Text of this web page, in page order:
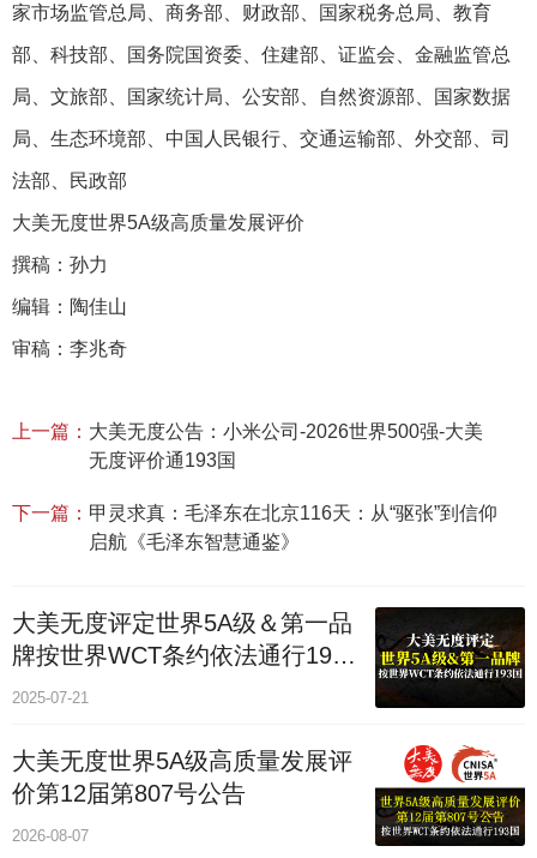
家市场监管总局、商务部、财政部、国家税务总局、教育
部、科技部、国务院国资委、住建部、证监会、金融监管总
局、文旅部、国家统计局、公安部、自然资源部、国家数据
局、生态环境部、中国人民银行、交通运输部、外交部、司
法部、民政部
大美无度世界5A级高质量发展评价
撰稿：孙力
编辑：陶佳山
审稿：李兆奇
上一篇： 大美无度公告：小米公司-2026世界500强-大美
无度评价通193国
下一篇： 甲灵求真：毛泽东在北京116天：从“驱张”到信仰
启航《毛泽东智慧通鉴》
大美无度评定世界5A级＆第一品
牌按世界WCT条约依法通行193
个国家
2025-07-21
大美无度世界5A级高质量发展评
价第12届第807号公告
2026-08-07